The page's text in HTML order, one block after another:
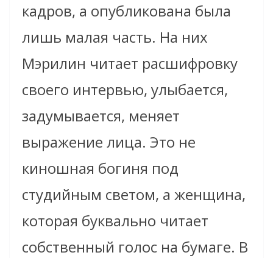
кадров, а опубликована была
лишь малая часть. На них
Мэрилин читает расшифровку
своего интервью, улыбается,
задумывается, меняет
выражение лица. Это не
киношная богиня под
студийным светом, а женщина,
которая буквально читает
собственный голос на бумаге. В